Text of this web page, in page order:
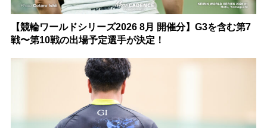
【競輪ワールドシリーズ2026 8月 開催分】G3を含む第7
戦〜第10戦の出場予定選手が決定！